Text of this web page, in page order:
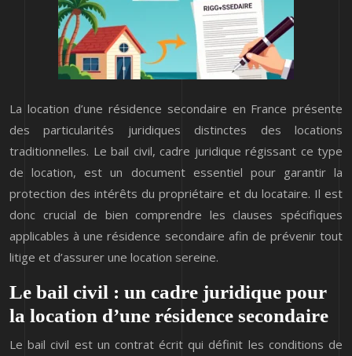
La location d’une résidence secondaire en France présente
des particularités juridiques distinctes des locations
traditionnelles. Le bail civil, cadre juridique régissant ce type
de location, est un document essentiel pour garantir la
protection des intérêts du propriétaire et du locataire. Il est
donc crucial de bien comprendre les clauses spécifiques
applicables à une résidence secondaire afin de prévenir tout
litige et d’assurer une location sereine.
Le bail civil : un cadre juridique pour
la location d’une résidence secondaire
Le bail civil est un contrat écrit qui définit les conditions de